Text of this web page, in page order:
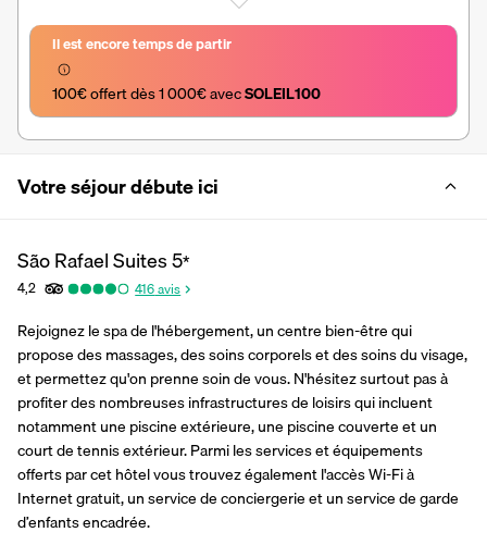
Il est encore temps de partir
100€ offert dès 1 000€ avec SOLEIL100
Votre séjour débute ici
São Rafael Suites5*
4,2 416avis
Rejoignez le spa de l'hébergement, un centre bien-être qui
propose des massages, des soins corporels et des soins du visage,
et permettez qu'on prenne soin de vous. N'hésitez surtout pas à
profiter des nombreuses infrastructures de loisirs qui incluent
notamment une piscine extérieure, une piscine couverte et un
court de tennis extérieur. Parmi les services et équipements
offerts par cet hôtel vous trouvez également l'accès Wi-Fi à
Internet gratuit, un service de conciergerie et un service de garde
d’enfants encadrée.